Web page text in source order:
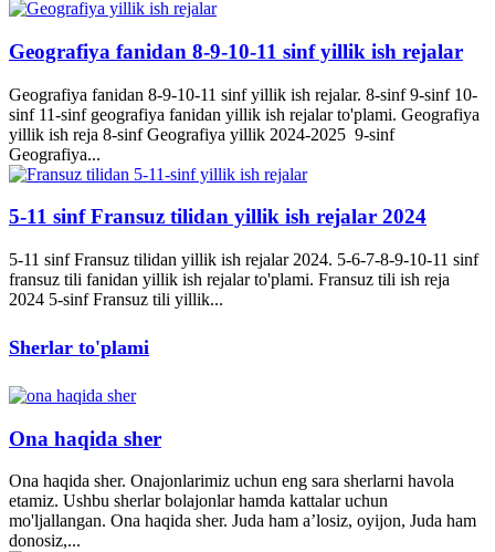
Geografiya fanidan 8-9-10-11 sinf yillik ish rejalar
Geografiya fanidan 8-9-10-11 sinf yillik ish rejalar. 8-sinf 9-sinf 10-
sinf 11-sinf geografiya fanidan yillik ish rejalar to'plami. Geografiya
yillik ish reja 8-sinf Geografiya yillik 2024-2025 9-sinf
Geografiya...
5-11 sinf Fransuz tilidan yillik ish rejalar 2024
5-11 sinf Fransuz tilidan yillik ish rejalar 2024. 5-6-7-8-9-10-11 sinf
fransuz tili fanidan yillik ish rejalar to'plami. Fransuz tili ish reja
2024 5-sinf Fransuz tili yillik...
Sherlar to'plami
Ona haqida sher
Ona haqida sher. Onajonlarimiz uchun eng sara sherlarni havola
etamiz. Ushbu sherlar bolajonlar hamda kattalar uchun
mo'ljallangan. Ona haqida sher. Juda ham a’losiz, oyijon, Juda ham
donosiz,...